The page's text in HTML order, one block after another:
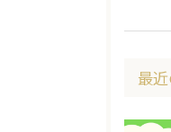
最